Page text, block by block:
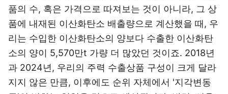
품의 수, 혹은 가격으로 따져보는 것이 아니라, 그 상
품에 내재된 이산화탄소 배출량으로 계산했을 때, 우
리는 수입한 이산화탄소의 양보다 수출한 이산화탄
소의 양이 5,570만t 가량 더 많았던 것이죠. 2018년
과 2024년, 우리의 주력 수출상품 구성이 크게 달라
지지 않은 만큼, 이후에도 순위 자체에서 '지각변동